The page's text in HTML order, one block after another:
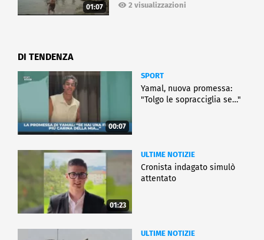
01:07 2 visualizzazioni
DI TENDENZA
00:07
SPORT
Yamal, nuova promessa:
"Tolgo le sopracciglia se…"
01:23
ULTIME NOTIZIE
Cronista indagato simulò
attentato
ULTIME NOTIZIE